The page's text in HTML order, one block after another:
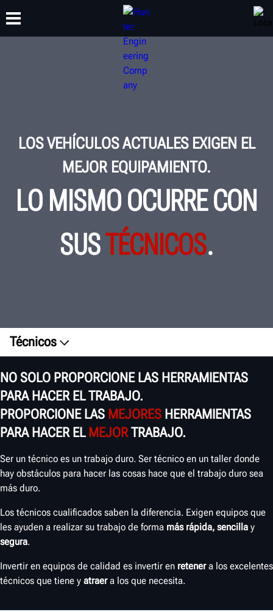
CAPACITACIÓN
LOS VEHÍCULOS ACTUALES EXIGEN EL
MEJOR EQUIPAMIENTO.
LO MISMO OCURRE CON
SUSTÉCNICOS.
Técnicos
Testimonios
ROI
Capacitación
NO SOLO PROPORCIONE LAS HERRAMIENTAS
PARA HACER EL TRABAJO.
PROPORCIONE LAS MEJORES HERRAMIENTAS
PARA HACER EL MEJORTRABAJO.
Ser un técnico es un trabajo duro. Ser técnico en un taller donde
hay obstáculos para hacer las cosas hace que el trabajo duro sea
más duro.
Los técnicos cualificados saben la diferencia. Exigen equipos que
les ayuden a realizar su trabajo de forma más rápida, sencilla y
segura.
Invertir en equipos de calidad es invertir en retenera los excelentes
técnicos que tiene y atraera los que necesita.